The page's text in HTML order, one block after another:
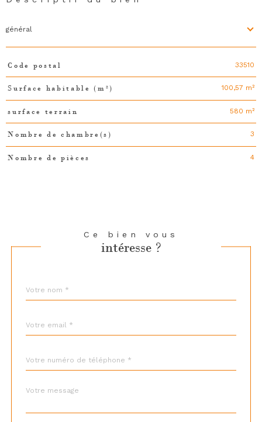
général
TRAD_PAMPERO_Caracteristique
Code postal 33510
Surface habitable (m²) 100,57 m²
surface terrain 580 m²
Nombre de chambre(s) 3
Nombre de pièces 4
Ce bien vous
intéresse ?
par
*
*
*
Fieldset
Message
*